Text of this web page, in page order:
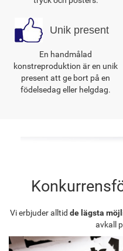
Unik present
En handmålad
konstreproduktion är en unik
present att ge bort på en
födelsedag eller helgdag.
Vi erbjuder alltid de lägsta
avkall